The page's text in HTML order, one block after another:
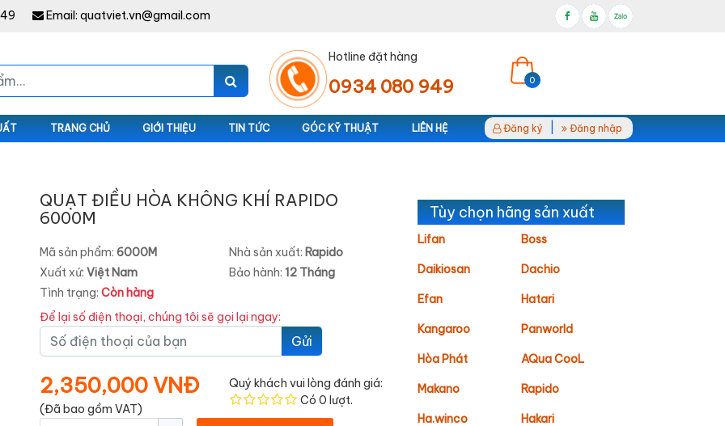
Email: quatviet.vn@gmail.com
Hotline đặt hàng
0934 080 949 0
TRANG CHỦ GIỚI THIỆU TIN TỨC GÓC KỸ THUẬT LIÊN HỆ Đăng ký Đăng nhập
QUẠT ĐIỀU HÒA KHÔNG KHÍ RAPIDO
6000M
Mã sản phẩm:6000M Nhà sản xuất: Rapido
Xuất xứ:Việt Nam Bảo hành: 12 Tháng
Tình trạng:Còn hàng
Để lại số điện thoại, chúng tôi sẽ gọi lại ngay:
Gửi
2,350,000 VNĐ
(Đã bao gồm VAT)
Quý khách vui lòng đánh giá:
Có 0 lượt.
Tùy chọn hãng sản xuất
Lifan Boss
Daikiosan Dachio
Efan Hatari
Kangaroo Panworld
Hòa Phát AQua CooL
Makano Rapido
Ha.winco Hakari